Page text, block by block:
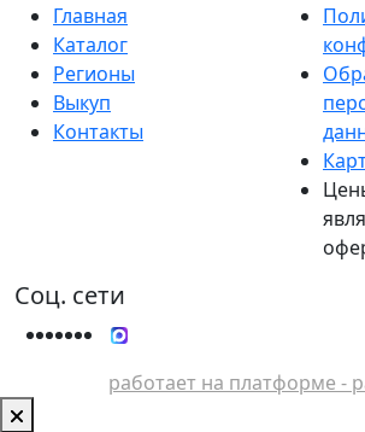
Главная
Каталог
Регионы
Выкуп
Контакты
Соц. сети
работает на платформе -